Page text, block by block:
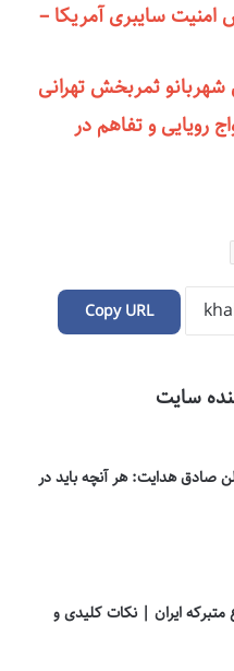
سایبری آمریکا –
ثمربخش تهرانی
تا ازدواج رویایی و تفاهم در
Copy URL
سایت
صادق هدایت: هر آنچه باید در
ایران | نکات کلیدی و